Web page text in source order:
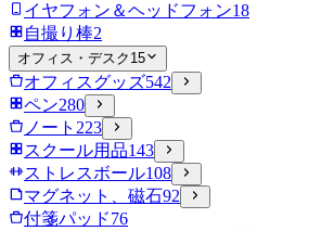
イヤフォン＆ヘッドフォン18
自撮り棒2
オフィス・デスク 15
オフィスグッズ542
ペン280
ノート 223
スクール用品143
ストレスボール108
マグネット、磁石92
付箋パッド76